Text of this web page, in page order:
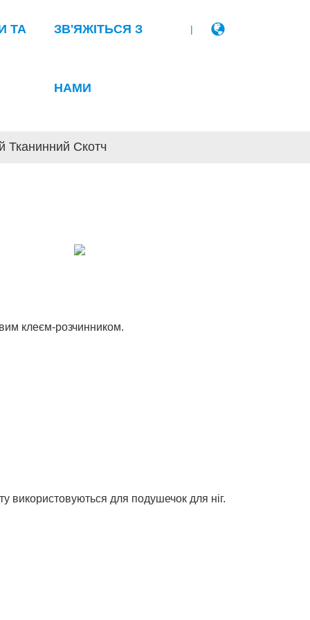
ТА ЗВ'ЯЖІТЬСЯ З
НАМИ
|
Тканинний Скотч
клеєм-розчинником.
для подушечок для ніг.